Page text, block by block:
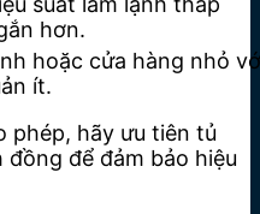
hơn.
hoặc cửa hàng nhỏ
ít.
phép, hãy ưu tiên tủ
để đảm bảo hiệu